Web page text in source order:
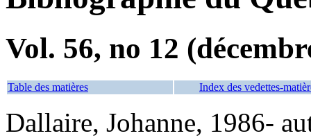
Vol. 56, no 12
Table des matières Index des vedettes-
Dallaire, Johanne, 1986-